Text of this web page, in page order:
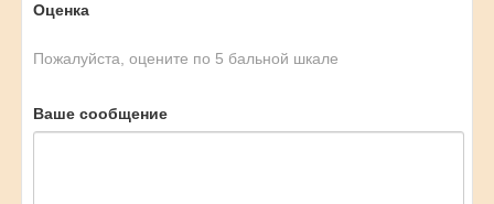
Оценка
Пожалуйста, оцените по 5 бальной шкале
Ваше сообщение